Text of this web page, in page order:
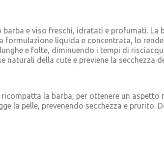
barba e viso freschi, idratati e profumati. La
formulazione liquida e concentrata, lo
e folte, diminuendo i tempi di
naturali della cute e previene la secchezza
la barba, per ottenere un aspetto
la pelle, prevenendo secchezza e prurito.